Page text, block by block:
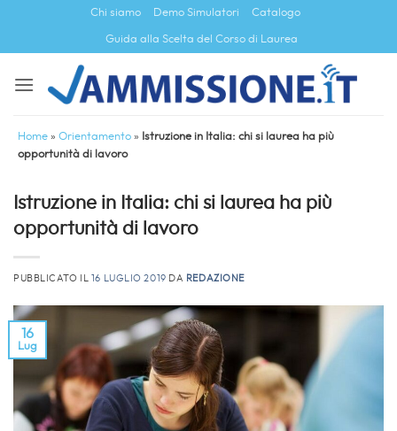
contenuti
Chi siamo Demo Simulatori Catalogo
Guida alla Scelta del Corso di Laurea
Home » Orientamento » Istruzione in Italia: chi si laurea ha più
opportunità di lavoro
Istruzione in Italia: chi si laurea ha più
opportunità di lavoro
PUBBLICATO IL 16 LUGLIO 2019 DA REDAZIONE
16
Lug